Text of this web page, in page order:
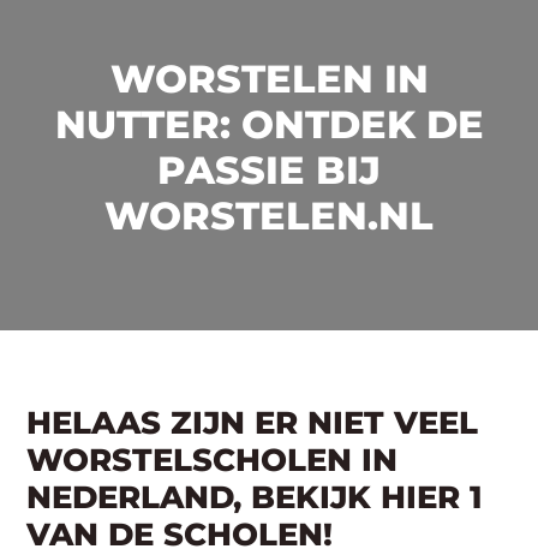
WORSTELEN IN
NUTTER: ONTDEK DE
PASSIE BIJ
WORSTELEN.NL
HELAAS ZIJN ER NIET VEEL
WORSTELSCHOLEN IN
NEDERLAND, BEKIJK HIER 1
VAN DE SCHOLEN!